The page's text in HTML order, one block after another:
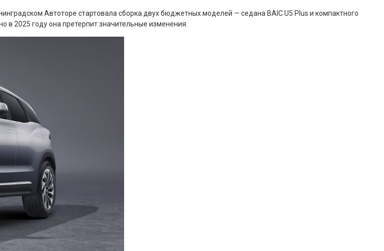
Автоторе стартовала сборка двух бюджетных моделей — седана BAIC U5 Plus и компактного
в 2025 году она претерпит значительные изменения.